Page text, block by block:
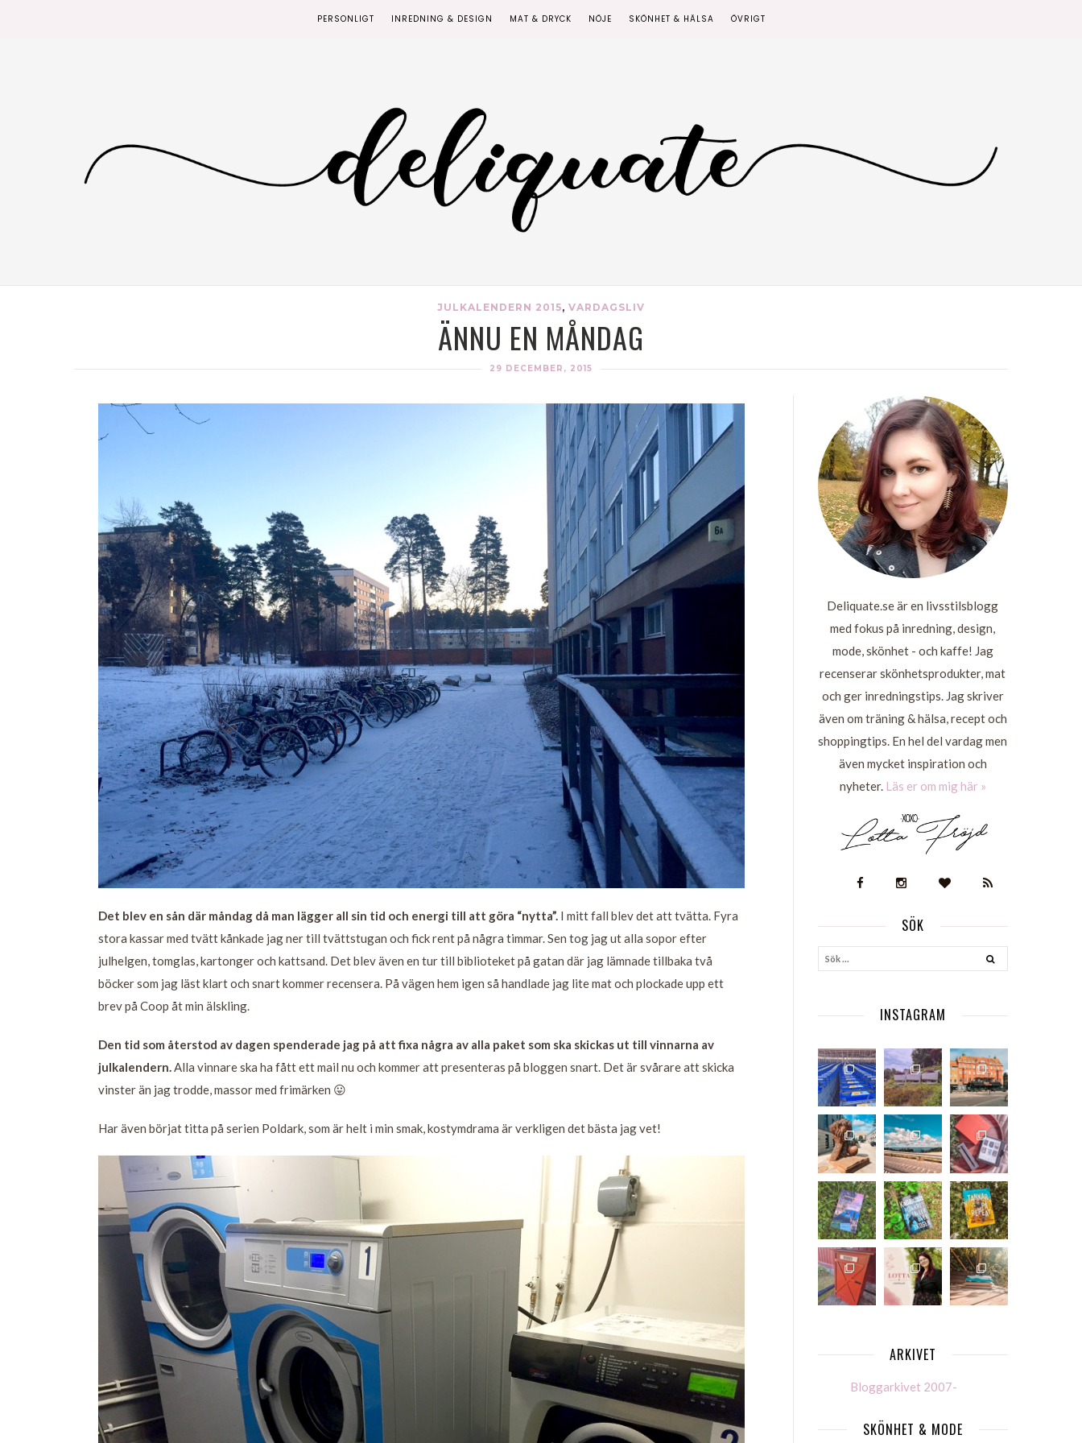
PERSONLIGT INREDNING & DESIGN MAT & DRYCK NÖJE SKÖNHET & HÄLSA ÖVRIGT
JULKALENDERN 2015, VARDAGSLIV
ÄNNU EN MÅNDAG
29 DECEMBER, 2015
Det blev en sån där måndag då man lägger all sin tid och energi till att göra “nytta”. I mitt fall blev det att tvätta. Fyra
stora kassar med tvätt kånkade jag ner till tvättstugan och fick rent på några timmar. Sen tog jag ut alla sopor efter
julhelgen, tomglas, kartonger och kattsand. Det blev även en tur till biblioteket på gatan där jag lämnade tillbaka två
böcker som jag läst klart och snart kommer recensera. På vägen hem igen så handlade jag lite mat och plockade upp ett
brev på Coop åt min älskling.
Den tid som återstod av dagen spenderade jag på att fixa några av alla paket som ska skickas ut till vinnarna av
julkalendern.Alla vinnare ska ha fått ett mail nu och kommer att presenteras på bloggen snart. Det är svårare att skicka
vinster än jag trodde, massor med frimärken 😛
Har även börjat titta på serien Poldark, som är helt i min smak, kostymdrama är verkligen det bästa jag vet!
Deliquate.se är en livsstilsblogg
med fokus på inredning, design,
mode, skönhet - och kaffe! Jag
recenserar skönhetsprodukter, mat
och ger inredningstips. Jag skriver
även om träning & hälsa, recept och
shoppingtips. En hel del vardag men
även mycket inspiration och
nyheter. Läs er om mig här »
SÖK
INSTAGRAM
ARKIVET
Bloggarkivet 2007-
SKÖNHET & MODE